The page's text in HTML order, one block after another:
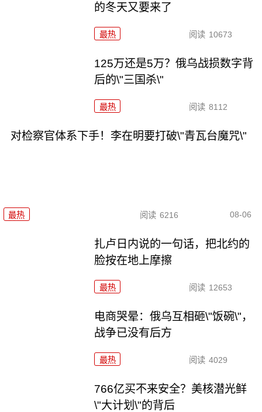
的冬天又要来了
最热 阅读 10673
125万还是5万？俄乌战损数字背
后的\"三国杀\"
最热 阅读 8112
对检察官体系下手！李在明要打破\"青瓦台魔咒\"
最热 阅读 6216 08-06
扎卢日内说的一句话，把北约的
脸按在地上摩擦
最热 阅读 12653
电商哭晕：俄乌互相砸\"饭碗\"，
战争已没有后方
最热 阅读 4029
766亿买不来安全？美核潜光鲜
\"大计划\"的背后